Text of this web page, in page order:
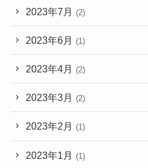
2023年7月 (2)
2023年6月 (1)
2023年4月 (2)
2023年3月 (2)
2023年2月 (1)
2023年1月 (1)